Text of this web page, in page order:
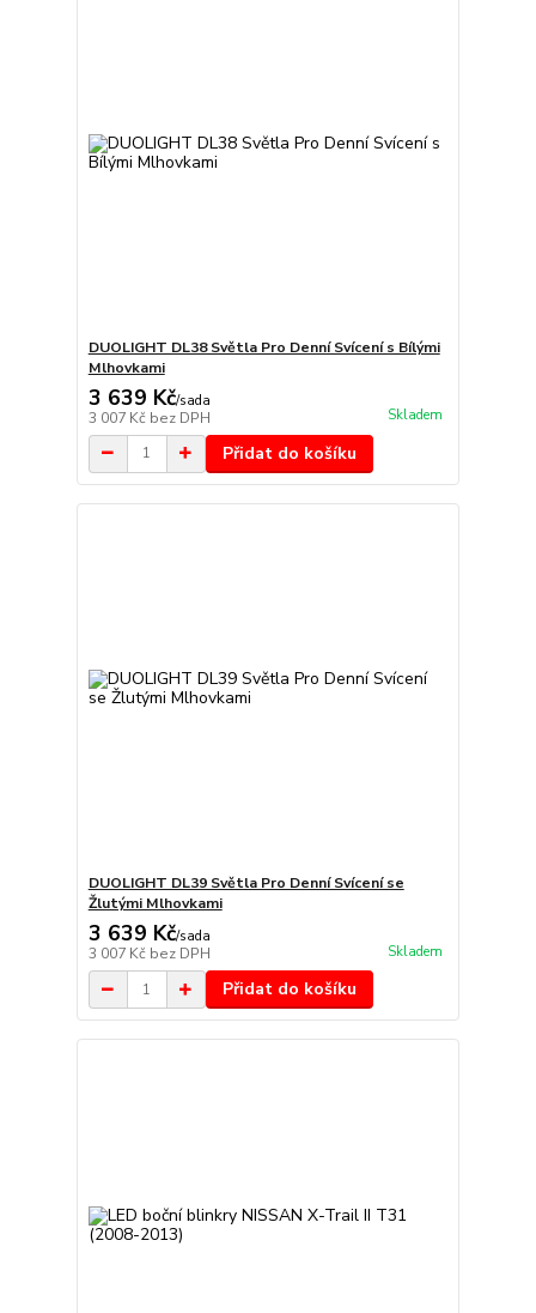
DUOLIGHT DL38 Světla Pro Denní Svícení s Bílými
Mlhovkami
3 639 Kč/sada
3 007 Kč bez DPH Skladem
Přidat do košíku
DUOLIGHT DL39 Světla Pro Denní Svícení se
Žlutými Mlhovkami
3 639 Kč/sada
3 007 Kč bez DPH Skladem
Přidat do košíku